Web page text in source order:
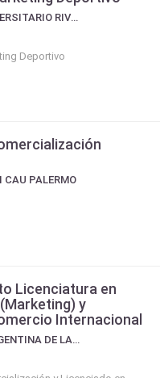
IURP - INSTITUTO UNIVERSITARIO RIVER PLATE
Deportivo
CAU PALERMO
Licenciatura en
y
Internacional
UADE UNIVERSIDAD ARGENTINA DE LA EMPRESA